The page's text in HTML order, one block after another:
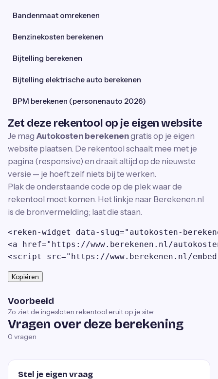
Bandenmaat omrekenen
Benzinekosten berekenen
Bijtelling berekenen
Bijtelling elektrische auto berekenen
BPM berekenen (personenauto 2026)
Zet deze rekentool op je eigen website
Je mag Autokosten berekenengratis op je eigen
website plaatsen. De rekentool schaalt mee met je
pagina (responsive) en draait altijd op de nieuwste
versie — je hoeft zelf niets bij te werken.
Plak de onderstaande code op de plek waar de
rekentool moet komen. Het linkje naar Berekenen.nl
is de bronvermelding; laat die staan.
<reken-widget data-slug="autokosten-
<a href="https://www.berekenen.nl/
<script src="https://www.berekenen.nl/
Kopiëren
Voorbeeld
Zo ziet de ingesloten rekentool eruit op je site:
Vragen over deze berekening
0 vragen
Stel je eigen vraag